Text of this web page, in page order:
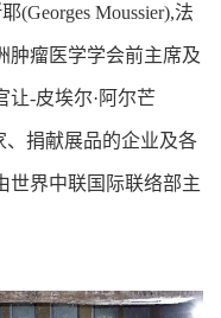
(Georges Moussier),法
肿瘤医学学会前主席及
让-皮埃尔·阿尔芒
、捐献展品的企业及各
世界中联国际联络部主